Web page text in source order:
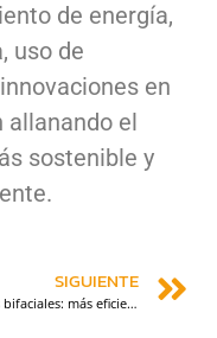
de energía,
uso de
en
allanando el
sostenible y
SIGUIENTE
Paneles bifaciales: más eficiencia en la captación de luz solar.